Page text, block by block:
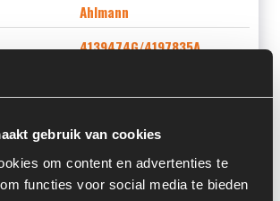
gebruik van cookies
om content en advertenties te
functies voor social media te bieden
Ahlmann
4139474G/4197835A